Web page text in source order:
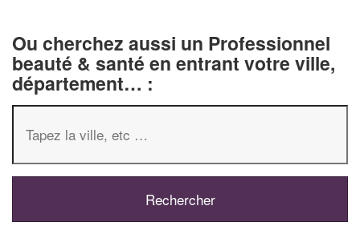
Ou cherchez aussi un Professionnel
beauté & santé en entrant votre ville,
département… :